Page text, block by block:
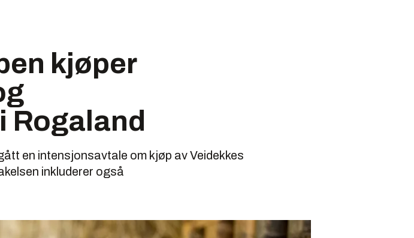
kjøper
Rogaland
en intensjonsavtale om kjøp av Veidekkes
inkluderer også